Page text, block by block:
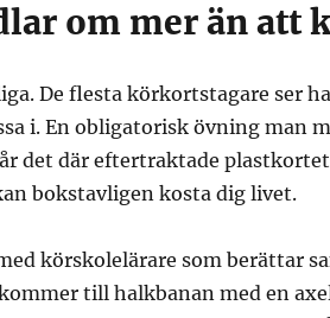
om mer än att
De flesta körkortstagare ser
i. En obligatorisk övning man
det där eftertraktade
bokstavligen kosta dig livet.
körskolelärare som berättar
till halkbanan med en